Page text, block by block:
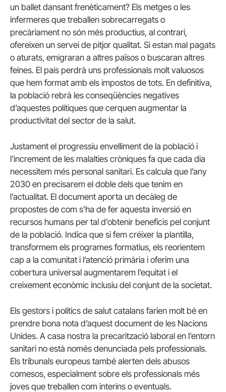
un ballet dansant frenèticament? Els metges o les
infermeres que treballen sobrecarregats o
precàriament no són més productius, al contrari,
ofereixen un servei de pitjor qualitat. Si estan mal pagats
o aturats, emigraran a altres països o buscaran altres
feines. El país perdrà uns professionals molt valuosos
que hem format amb els impostos de tots. En definitiva,
la població rebrà les conseqüències negatives
d’aquestes polítiques que cerquen augmentar la
productivitat del sector de la salut.
Justament el progressiu envelliment de la població i
l’increment de les malalties cròniques fa que cada dia
necessitem més personal sanitari. Es calcula que l’any
2030 en precisarem el doble dels que tenim en
l’actualitat. El document aporta un decàleg de
propostes de com s’ha de fer aquesta inversió en
recursos humans per tal d’obtenir beneficis pel conjunt
de la població. Indica que si fem créixer la plantilla,
transformem els programes formatius, els reorientem
cap a la comunitat i l’atenció primària i oferim una
cobertura universal augmentarem l’equitat i el
creixement econòmic inclusiu del conjunt de la societat.
Els gestors i polítics de salut catalans farien molt bé en
prendre bona nota d’aquest document de les Nacions
Unides. A casa nostra la precarització laboral en l’entorn
sanitari no està només denunciada pels professionals.
Els tribunals europeus també alerten dels abusos
comesos, especialment sobre els professionals més
joves que treballen com interins o eventuals.